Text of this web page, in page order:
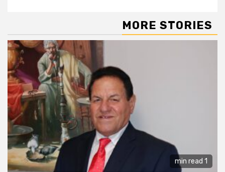
MORE STORIES
1 min read